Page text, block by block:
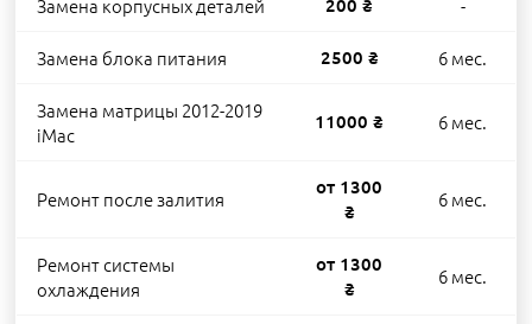
Замена корпусных деталей 200 ₴ -
Замена блока питания 2500 ₴ 6 мес.
Замена матрицы 2012-2019
iMac
11000 ₴ 6 мес.
Ремонт после залития
от 1300
₴
6 мес.
Ремонт системы
охлаждения
от 1300
₴
6 мес.